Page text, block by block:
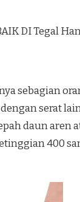
DI Tegal
sebagian
serat
daun aren
400